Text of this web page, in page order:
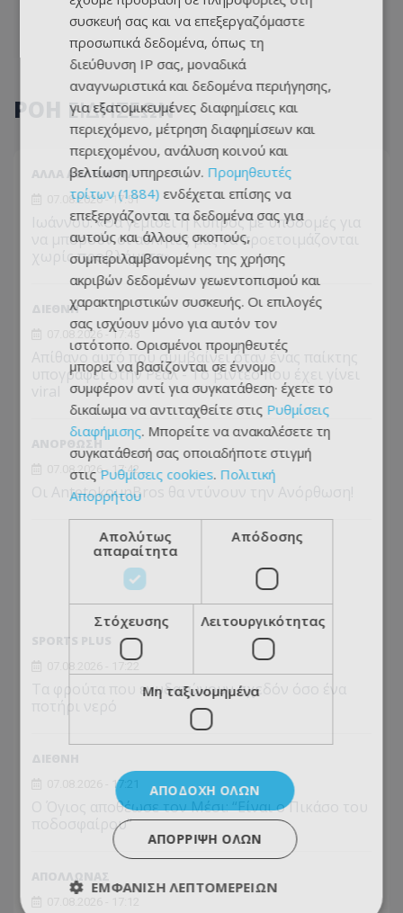
ΡΟΗ ΕΙΔΗΣΕΩΝ
ΑΛΛΑ ΑΘΛΗΜΑΤΑ
07.08.2026 - 17:51
Ιωάννου: «Θα γεμίσει η Κύπρος με υποδομές για
να μπορούν οι αθλητές μας να προετοιμάζονται
χωρίς προβλήματα»
ΔΙΕΘΝΗ
07.08.2026 - 17:45
Απίθανο αυτό που συμβαίνει όταν ένας παίκτης
υπογράφει στην Ρεάλ - Το βίντεο που έχει γίνει
ΑΝΟΡΘΩΣΗ
07.08.2026 - 17:42
Οι AntetokounBros θα ντύνουν την Ανόρθωση!
Τα φρούτα που ενυδατώνουν σχεδόν όσο ένα
07.08.2026 - 17:21
Ο Όγιος αποθέωσε τον Μέσι: “Είναι ο Πικάσο του
ποδοσφαίρου”
συσκευή σας και να επεξεργαζόμαστε
προσωπικά δεδομένα, όπως τη
διεύθυνση IP σας, μοναδικά
αναγνωριστικά και δεδομένα περιήγησης,
για εξατομικευμένες διαφημίσεις και
περιεχόμενο, μέτρηση διαφημίσεων και
περιεχομένου, ανάλυση κοινού και
βελτίωση υπηρεσιών. Προμηθευτές
τρίτων (1884) ενδέχεται επίσης να
επεξεργάζονται τα δεδομένα σας για
αυτούς και άλλους σκοπούς,
συμπεριλαμβανομένης της χρήσης
ακριβών δεδομένων γεωεντοπισμού και
χαρακτηριστικών συσκευής. Οι επιλογές
σας ισχύουν μόνο για αυτόν τον
ιστότοπο. Ορισμένοι προμηθευτές
μπορεί να βασίζονται σε έννομο
συμφέρον αντί για συγκατάθεση· έχετε το
δικαίωμα να αντιταχθείτε στις Ρυθμίσεις
διαφήμισης. Μπορείτε να ανακαλέσετε τη
συγκατάθεσή σας οποιαδήποτε στιγμή
στις Ρυθμίσεις cookies. Πολιτική
Απορρήτου
Απολύτως
απαραίτητα
Απόδοσης
Στόχευσης Λειτουργικότητας
Μη ταξινομημένα
ΑΠΟΔΟΧΉ ΌΛΩΝ
ΑΠΌΡΡΙΨΗ ΌΛΩΝ
ΕΜΦΆΝΙΣΗ ΛΕΠΤΟΜΕΡΕΙΏΝ